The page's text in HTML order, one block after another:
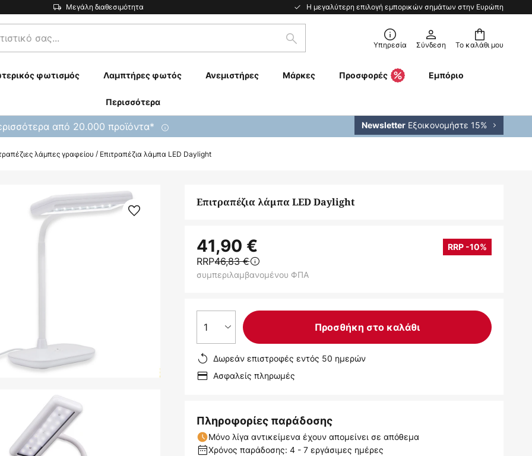
Μεγάλη διαθεσιμότητα Η μεγαλύτερη επιλογή εμπορικών σημάτων στην Ευρώπη
Το καλάθι μου
Αναζήτηση Υπηρεσία Σύνδεση
φωτισμός Λαμπτήρες φωτός Ανεμιστήρες Μάρκες Προσφορές Εμπόριο
Περισσότερα
από 20.000 προϊόντα* Newsletter Εξοικονομήστε 15%
λάμπες γραφείου Επιτραπέζια λάμπα LED Daylight
Επιτραπέζια λάμπα LED Daylight
41,90 € RRP -10%
RRP46,83 €
συμπεριλαμβανομένου ΦΠΑ
1 Προσθήκη στο καλάθι
Δωρεάν επιστροφές εντός 50 ημερών
Ασφαλείς πληρωμές
Πληροφορίες παράδοσης
Μόνο λίγα αντικείμενα έχουν απομείνει σε απόθεμα
Χρόνος παράδοσης: 4 - 7 εργάσιμες ημέρες